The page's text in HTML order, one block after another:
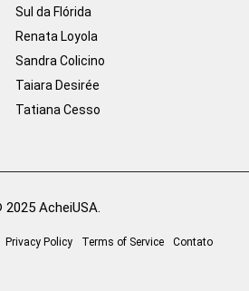
Sul da Flórida
Renata Loyola
Sandra Colicino
Taiara Desirée
Tatiana Cesso
2025 AcheiUSA.
Privacy Policy Terms of Service Contato